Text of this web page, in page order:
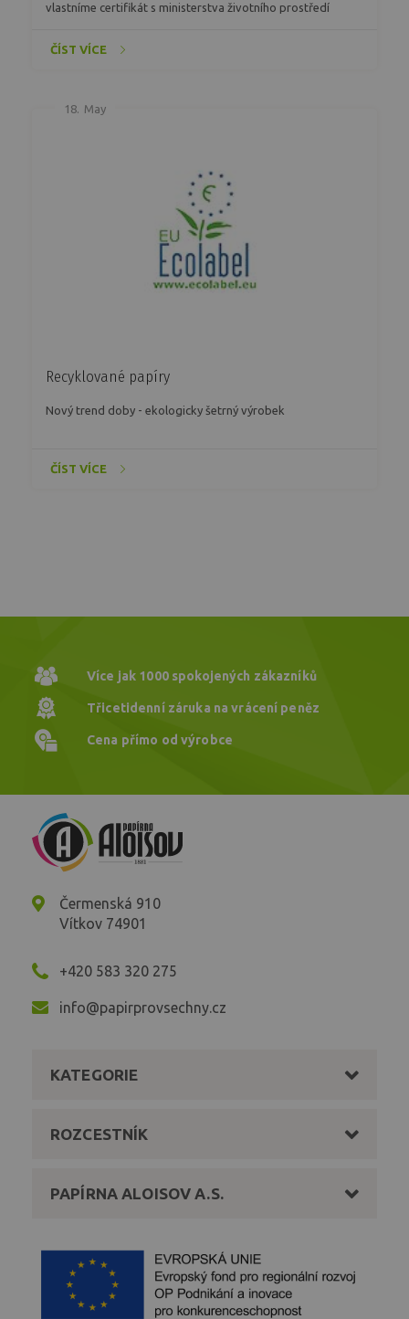
vlastníme certifikát s ministerstva životního prostředí
ČÍST VÍCE
18. May
Recyklované papíry
Nový trend doby - ekologicky šetrný výrobek
ČÍST VÍCE
Více jak 1000spokojených zákazníků
Třicetidenní záruka na vrácení peněz
Cena přímo od výrobce
Čermenská 910
Vítkov 74901
+420 583 320 275
info@papirprovsechny.cz
KATEGORIE
ROZCESTNÍK
PAPÍRNA ALOISOV A.S.